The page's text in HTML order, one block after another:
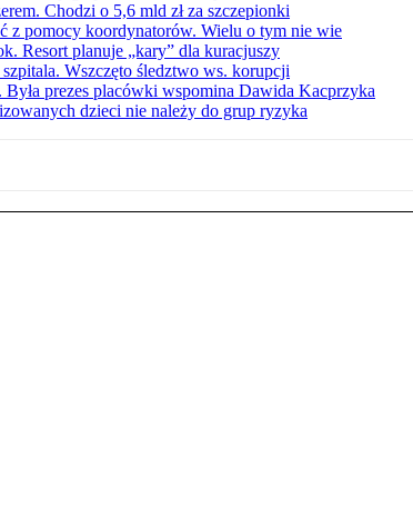
Chodzi o 5,6 mld zł za szczepionki
z pomocy koordynatorów. Wielu o tym nie wie
Resort planuje „kary” dla kuracjuszy
Wszczęto śledztwo ws. korupcji
prezes placówki wspomina Dawida Kacprzyka
dzieci nie należy do grup ryzyka